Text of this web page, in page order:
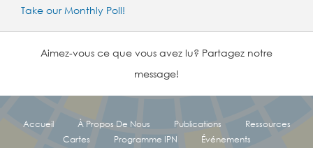
Take our Monthly Poll!
Aimez-vous ce que vous avez lu? Partagez notre
message!
Accueil À Propos De Nous Publications
Ressources
Cartes
Programme IPN Événements